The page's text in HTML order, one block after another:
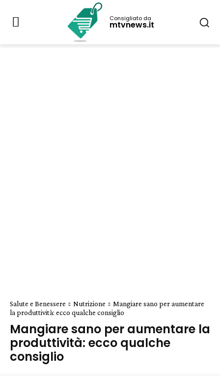
Consigliato da
mtvnews.it
Salute e Benessere Nutrizione
Mangiare sano per aumentare
la produttività: ecco qualche consiglio
Mangiare sano per aumentare la
produttività: ecco qualche
consiglio